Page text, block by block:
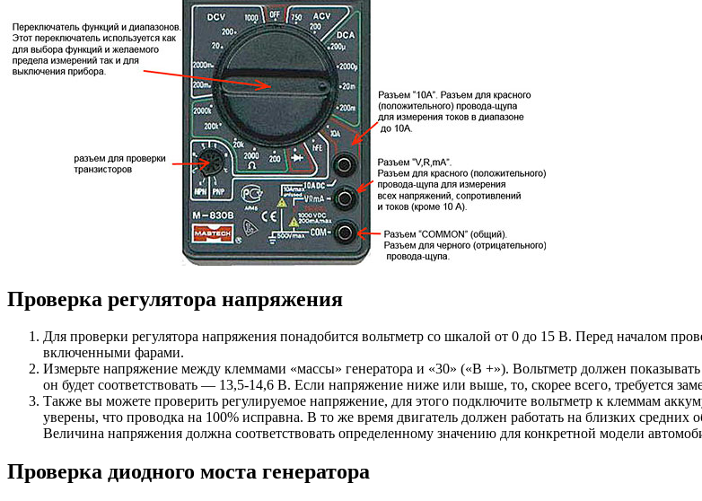
Проверка регулятора напряжения
Для проверки регулятора напряжения понадобится вольтметр со шкалой от 0 до 15 В. Перед началом
включенными фарами.
Измерьте напряжение между клеммами «массы» генератора и «30» («B +»). Вольтметр должен
он будет соответствовать — 13,5-14,6 В. Если напряжение ниже или выше, то, скорее всего, требуется
Также вы можете проверить регулируемое напряжение, для этого подключите вольтметр к клеммам
уверены, что проводка на 100% исправна. В то же время двигатель должен работать на близких
Величина напряжения должна соответствовать определенному значению для конкретной модели
Проверка диодного моста генератора